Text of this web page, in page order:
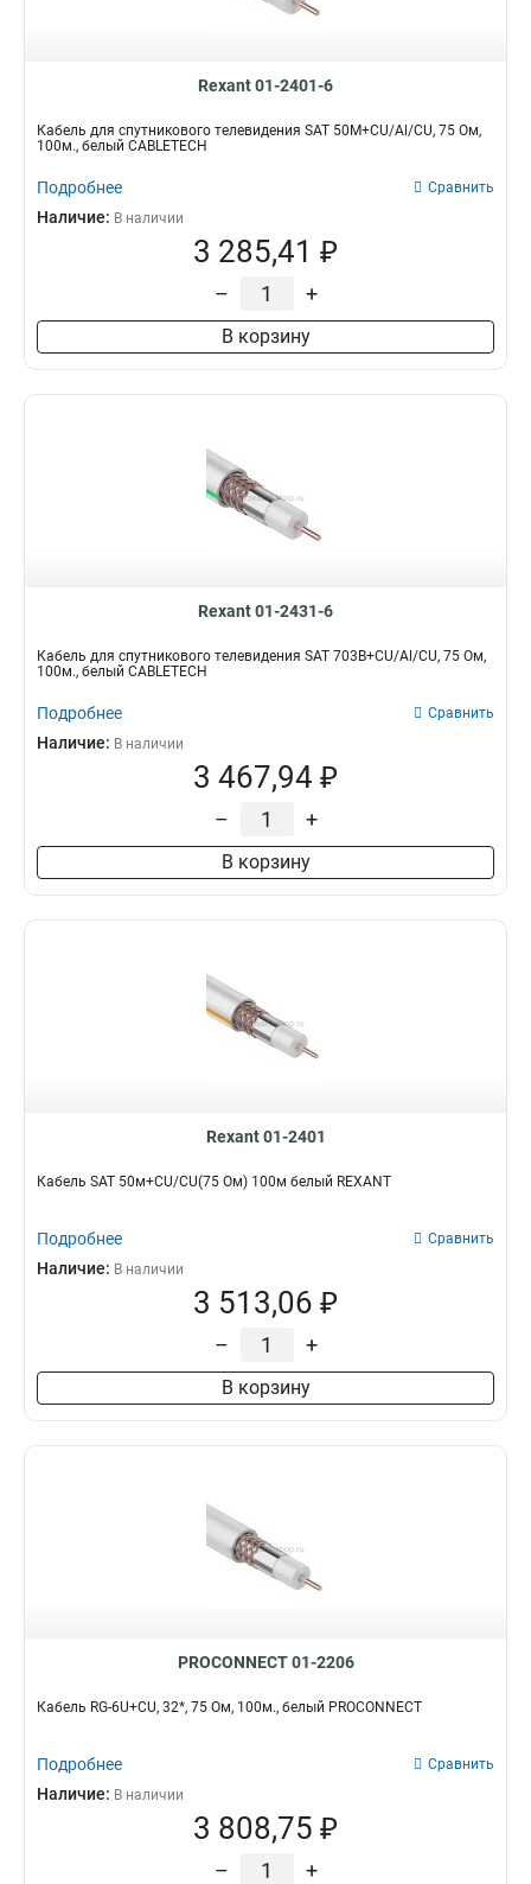
Rexant 01-2401-6
Кабель для спутникового телевидения SAT 50M+CU/Al/CU, 75 Ом,
100м., белый CABLETECH
Подробнее Сравнить
Наличие: В наличии
3 285,41 ₽
– +
В корзину
Rexant 01-2431-6
Кабель для спутникового телевидения SAT 703B+CU/Al/CU, 75 Ом,
100м., белый CABLETECH
Подробнее Сравнить
Наличие: В наличии
3 467,94 ₽
– +
В корзину
Rexant 01-2401
Кабель SAT 50м+CU/CU(75 Ом) 100м белый REXANT
Подробнее Сравнить
Наличие: В наличии
3 513,06 ₽
– +
В корзину
PROCONNECT 01-2206
Кабель RG-6U+CU, 32*, 75 Ом, 100м., белый PROCONNECT
Подробнее Сравнить
Наличие: В наличии
3 808,75 ₽
– +